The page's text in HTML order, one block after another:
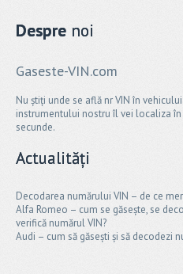
Despre noi
Gaseste-VIN.com
Nu știți unde se află nr VIN în
instrumentului nostru îl vei localiza în
secunde.
Actualități
Decodarea numărului VIN – de ce
Alfa Romeo – cum se găsește, se
verifică numărul VIN?
Audi – cum să găsești și să decodezi